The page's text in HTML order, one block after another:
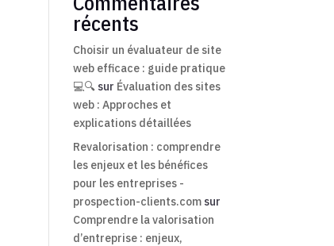
récents
Choisir un évaluateur de site
web efficace : guide pratique
💻🔍 sur Évaluation des sites
web : Approches et
explications détaillées
Revalorisation : comprendre
les enjeux et les bénéfices
pour les entreprises -
prospection-clients.com sur
Comprendre la valorisation
d’entreprise : enjeux,